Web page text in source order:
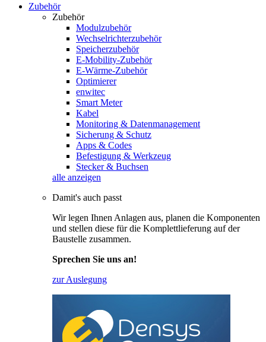
Zubehör
Zubehör
Modulzubehör
Wechselrichterzubehör
Speicherzubehör
E-Mobility-Zubehör
E-Wärme-Zubehör
Optimierer
enwitec
Smart Meter
Kabel
Monitoring & Datenmanagement
Sicherung & Schutz
Apps & Codes
Befestigung & Werkzeug
Stecker & Buchsen
alle anzeigen
Damit's auch passt
Wir legen Ihnen Anlagen aus, planen die Komponenten
und stellen diese für die Komplettlieferung auf der
Baustelle zusammen.
Sprechen Sie uns an!
zur Auslegung